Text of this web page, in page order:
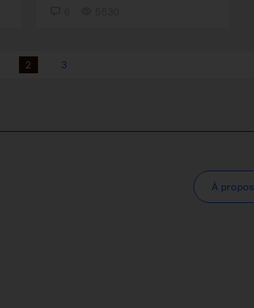
2 3
À propos